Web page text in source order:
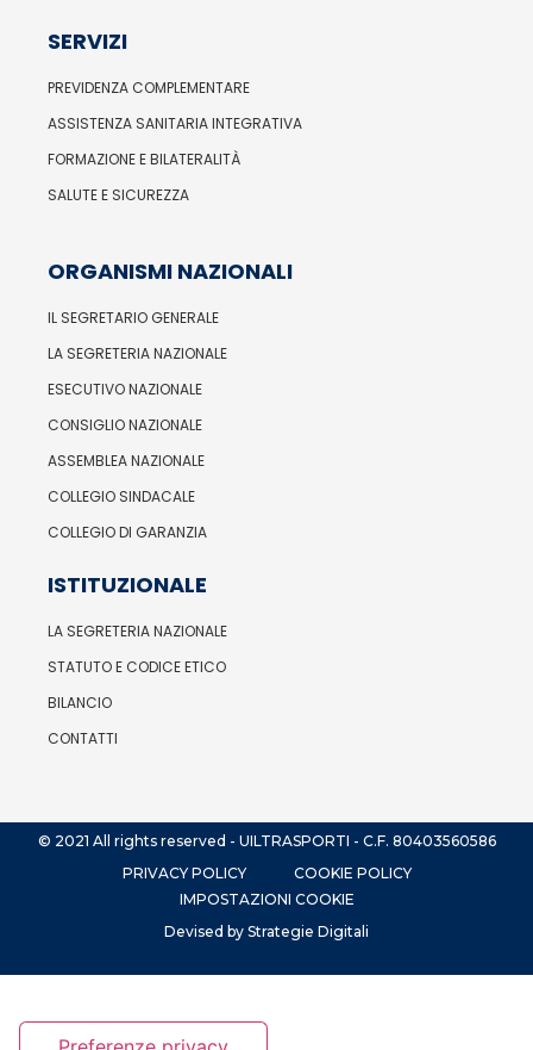
SERVIZI
PREVIDENZA COMPLEMENTARE
ASSISTENZA SANITARIA INTEGRATIVA
FORMAZIONE E BILATERALITÀ
SALUTE E SICUREZZA
ORGANISMI NAZIONALI
IL SEGRETARIO GENERALE
LA SEGRETERIA NAZIONALE
ESECUTIVO NAZIONALE
CONSIGLIO NAZIONALE
ASSEMBLEA NAZIONALE
COLLEGIO SINDACALE
COLLEGIO DI GARANZIA
ISTITUZIONALE
LA SEGRETERIA NAZIONALE
STATUTO E CODICE ETICO
BILANCIO
CONTATTI
© 2021 All rights reserved - UILTRASPORTI - C.F. 80403560586
PRIVACY POLICY
COOKIE POLICY
IMPOSTAZIONI COOKIE
Devised by Strategie Digitali